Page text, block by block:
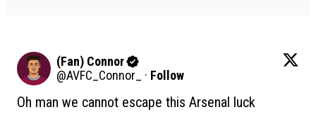
(Fan) Connor
@AVFC_Connor_ · Follow
Oh man we cannot escape this Arsenal luck